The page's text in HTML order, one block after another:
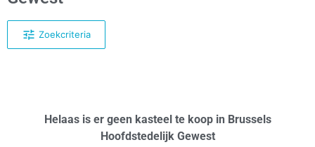
Zoekcriteria
Helaas is er geen kasteel te koop in Brussels
Hoofdstedelijk Gewest